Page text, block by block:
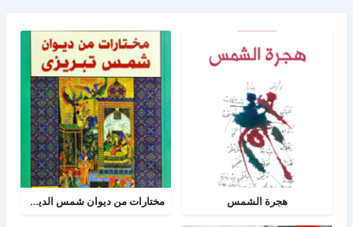
هجرة الشمس مختارات من ديوان شمس الدين تبريزي